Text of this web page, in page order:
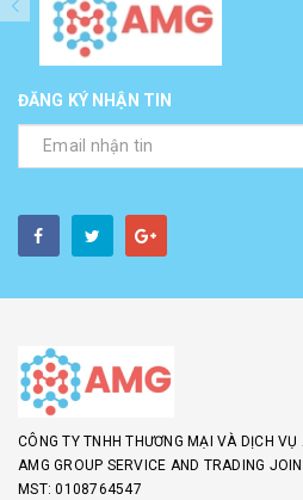
ĐĂNG KÝ NHẬN TIN
CÔNG TY TNHH THƯƠNG MẠI VÀ DỊCH VỤ
AMG GROUP SERVICE AND TRADING
MST: 0108764547